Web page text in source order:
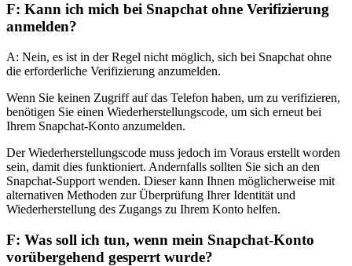
F: Kann ich mich bei Snapchat ohne Verifizierung
anmelden?
A: Nein, es ist in der Regel nicht möglich, sich bei Snapchat ohne
die erforderliche Verifizierung anzumelden.
Wenn Sie keinen Zugriff auf das Telefon haben, um zu verifizieren,
benötigen Sie einen Wiederherstellungscode, um sich erneut bei
Ihrem Snapchat-Konto anzumelden.
Der Wiederherstellungscode muss jedoch im Voraus erstellt worden
sein, damit dies funktioniert. Andernfalls sollten Sie sich an den
Snapchat-Support wenden. Dieser kann Ihnen möglicherweise mit
alternativen Methoden zur Überprüfung Ihrer Identität und
Wiederherstellung des Zugangs zu Ihrem Konto helfen.
F: Was soll ich tun, wenn mein Snapchat-Konto
vorübergehend gesperrt wurde?